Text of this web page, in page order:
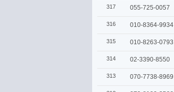
317 055-725-0057
316 010-8364-9934
315 010-8263-0793
314 02-3390-8550
313 070-7738-8969